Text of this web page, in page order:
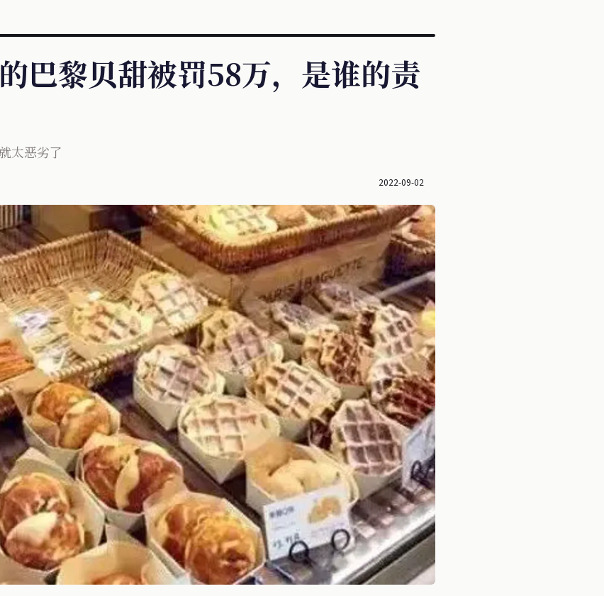
巴黎贝甜被罚58万，是谁的责
太恶劣了
2022-09-02